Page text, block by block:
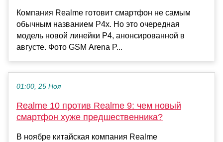
Компания Realme готовит смартфон не самым
обычным названием P4x. Но это очередная
модель новой линейки P4, анонсированной в
августе. Фото GSM Arena P...
01:00, 25 Ноя
Realme 10 против Realme 9: чем новый
смартфон хуже предшественника?
В ноябре китайская компания Realme